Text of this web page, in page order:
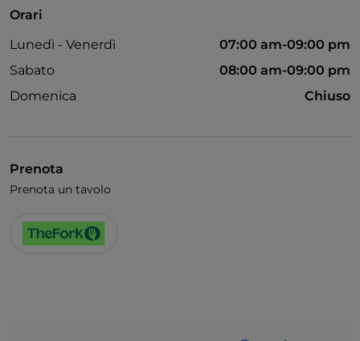
Orari
Lunedì - Venerdì
07:00 am-09:00 pm
Sabato
08:00 am-09:00 pm
Domenica
Chiuso
Prenota
Prenota un tavolo